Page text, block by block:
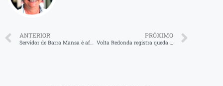
ANTERIOR
Servidor de Barra Mansa é afastado sob suspeita de desviar recursos da Assistência Social
PRÓXIMO
Volta Redonda registra queda de criminalidade em novembro